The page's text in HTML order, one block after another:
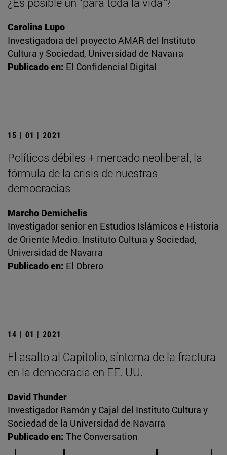
Carolina Lupo
Investigadora del proyecto AMAR del Instituto
Cultura y Sociedad, Universidad de Navarra
Publicado en: El Confidencial Digital
15 | 01 | 2021
Políticos débiles + mercado neoliberal, la
fórmula de la crisis de nuestras
democracias
Marcho Demichelis
Investigador senior en Estudios Islámicos e Historia
de Oriente Medio. Instituto Cultura y Sociedad,
Universidad de Navarra
Publicado en: El Obrero
14 | 01 | 2021
El asalto al Capitolio, síntoma de la fractura
en la democracia en EE. UU.
David Thunder
Investigador Ramón y Cajal del Instituto Cultura y
Sociedad de la Universidad de Navarra
Publicado en: The Conversation